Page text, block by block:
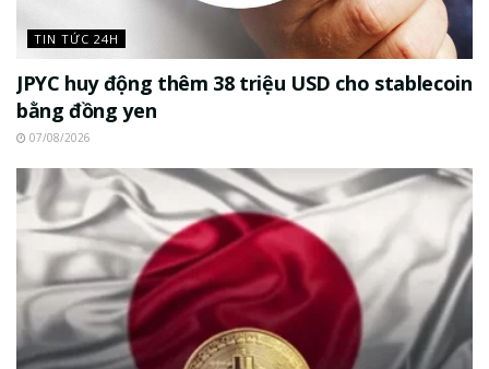
TIN TỨC 24H
JPYC huy động thêm 38 triệu USD cho stablecoin
bằng đồng yen
07/08/2026